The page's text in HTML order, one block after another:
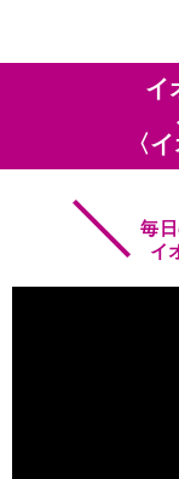
イ
〈
毎
イ